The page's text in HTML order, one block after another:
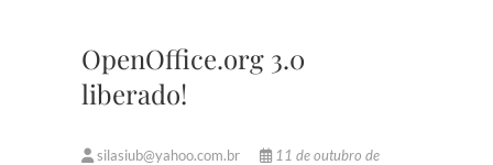
OpenOffice.org 3.0
liberado!
silasiub@yahoo.com.br
11 de outubro de